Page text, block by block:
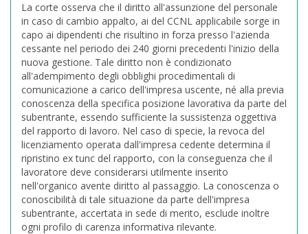
La corte osserva che il diritto all'assunzione del personale
in caso di cambio appalto, ai del CCNL applicabile sorge in
capo ai dipendenti che risultino in forza presso l'azienda
cessante nel periodo dei 240 giorni precedenti l'inizio della
nuova gestione. Tale diritto non è condizionato
all'adempimento degli obblighi procedimentali di
comunicazione a carico dell'impresa uscente, né alla previa
conoscenza della specifica posizione lavorativa da parte del
subentrante, essendo sufficiente la sussistenza oggettiva
del rapporto di lavoro. Nel caso di specie, la revoca del
licenziamento operata dall'impresa cedente determina il
ripristino ex tunc del rapporto, con la conseguenza che il
lavoratore deve considerarsi utilmente inserito
nell'organico avente diritto al passaggio. La conoscenza o
conoscibilità di tale situazione da parte dell'impresa
subentrante, accertata in sede di merito, esclude inoltre
ogni profilo di carenza informativa rilevante.